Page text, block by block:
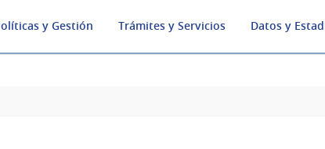
y Gestión Trámites y Servicios Datos y